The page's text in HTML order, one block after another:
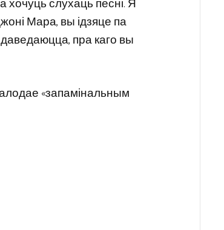
хочуць слухаць песні. Я
Мара, вы ідзяце па
пра каго вы
«запамінальным